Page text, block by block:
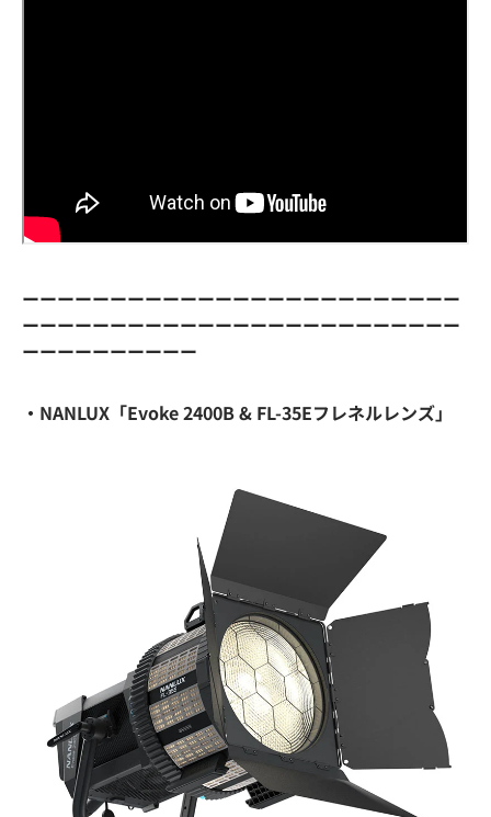
ーーーーーーーーーーーーーーーーーーーーーーーーー
ーーーーーーーーーーーーーーーーーーーーーーーーー
ーーーーーーーーーー
・NANLUX「Evoke 2400B & FL-35Eフレネルレンズ」